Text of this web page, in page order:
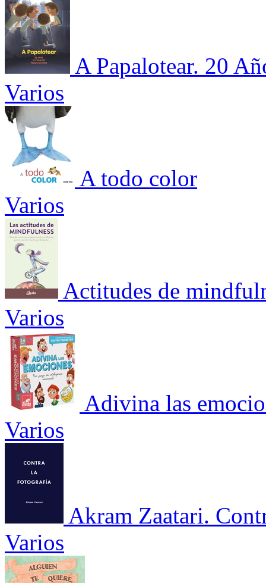
A Papalotear. 20
Varios
A todo color
Varios
Actitudes de
Varios
Adivina las
Varios
Akram Zaatari.
Varios